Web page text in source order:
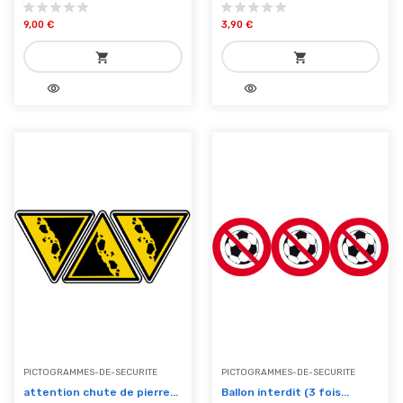
9,00 €
shopping_cart
add_shopping_cartvisibility
3,90 €
shopping_cart
add_shopping_cartvisibility
PICTOGRAMMES-DE-SECURITE
attention chute de pierre...
PICTOGRAMMES-DE-SECURITE
Ballon interdit (3 fois...